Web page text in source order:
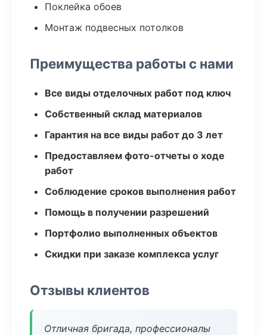
Поклейка обоев
Монтаж подвесных потолков
Преимущества работы с нами
Все виды отделочных работ под ключ
Собственный склад материалов
Гарантия на все виды работ до 3 лет
Предоставляем фото-отчеты о ходе
работ
Соблюдение сроков выполнения работ
Помощь в получении разрешений
Портфолио выполненных объектов
Скидки при заказе комплекса услуг
Отзывы клиентов
Отличная бригада, профессионалы